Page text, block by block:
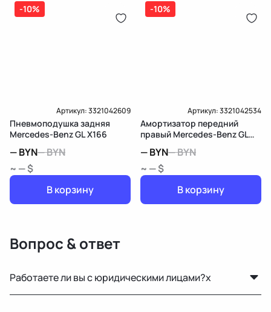
-10%
Артикул:3321042609
Пневмоподушка задняя
Mercedes-Benz GL X166
—BYN—BYN
~ — $
В корзину
-10%
Артикул:3321042534
Амортизатор передний
правый Mercedes-Benz GL
—BYN—BYN
~ — $
В корзину
Вопрос & ответ
Работаете ли вы с юридическими лицами?x